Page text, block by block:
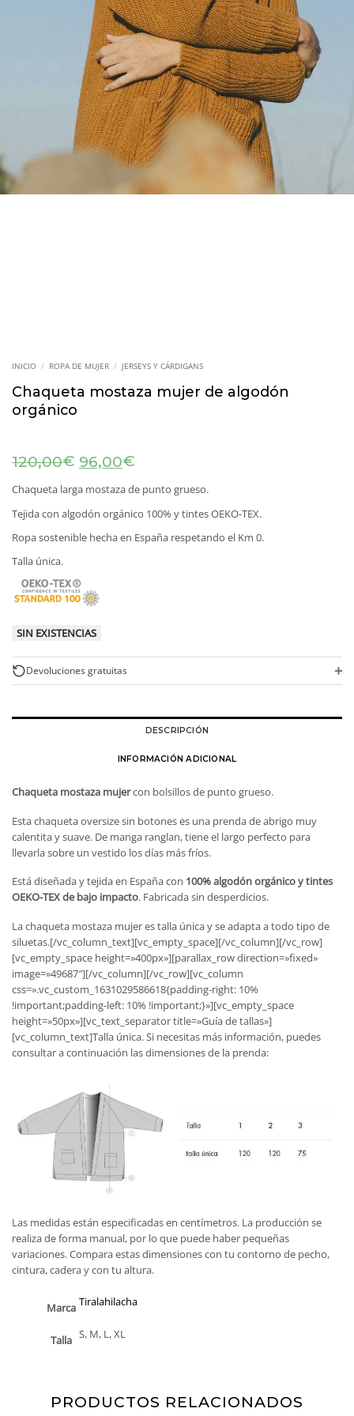
INICIO / ROPA DE MUJER / JERSEYS Y CÁRDIGANS
Chaqueta mostaza mujer de algodón
orgánico
120,00€ El
precio
original
era:
120,00€.
96,00€
actual
es:
96,00€.
Chaqueta larga mostaza de punto grueso.
Tejida con algodón orgánico 100% y tintes OEKO-TEX.
Ropa sostenible hecha en España respetando el Km 0.
Talla única.
SIN EXISTENCIAS
Devoluciones gratuitas +
DESCRIPCIÓN
INFORMACIÓN ADICIONAL
Chaqueta mostaza mujercon bolsillos de punto grueso.
Esta chaqueta oversize sin botones es una prenda de abrigo muy
calentita y suave. De manga ranglan, tiene el largo perfecto para
llevarla sobre un vestido los días más fríos.
Está diseñada y tejida en España con 100% algodón orgánico y tintes
OEKO-TEX de bajo impacto. Fabricada sin desperdicios.
La chaqueta mostaza mujer es talla única y se adapta a todo tipo de
siluetas.[/vc_column_text][vc_empty_space][/vc_column][/vc_row]
[vc_empty_space height=»400px»][parallax_row direction=»fixed»
image=»49687″][/vc_column][/vc_row][vc_column
css=».vc_custom_1631029586618{padding-right: 10%
!important;padding-left: 10% !important;}»][vc_empty_space
height=»50px»][vc_text_separator title=»Guía de tallas»]
[vc_column_text]Talla única. Si necesitas más información, puedes
consultar a continuación las dimensiones de la prenda:
Las medidas están especificadas en centímetros. La producción se
realiza de forma manual, por lo que puede haber pequeñas
variaciones. Compara estas dimensiones con tu contorno de pecho,
cintura, cadera y con tu altura.
Marca Tiralahilacha
Talla S, M, L, XL
PRODUCTOS RELACIONADOS